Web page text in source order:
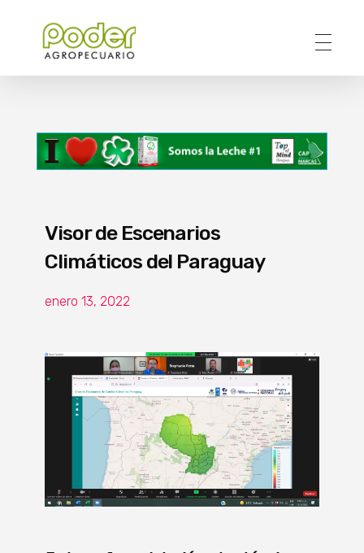
Visor de Escenarios
Climáticos del Paraguay
enero 13, 2022